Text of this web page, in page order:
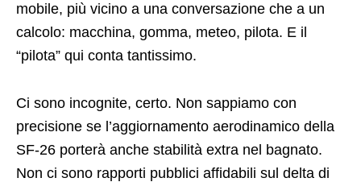
mobile, più vicino a una conversazione che a un
calcolo: macchina, gomma, meteo, pilota. E il
“pilota” qui conta tantissimo.
Ci sono incognite, certo. Non sappiamo con
precisione se l’aggiornamento aerodinamico della
SF-26 porterà anche stabilità extra nel bagnato.
Non ci sono rapporti pubblici affidabili sul delta di